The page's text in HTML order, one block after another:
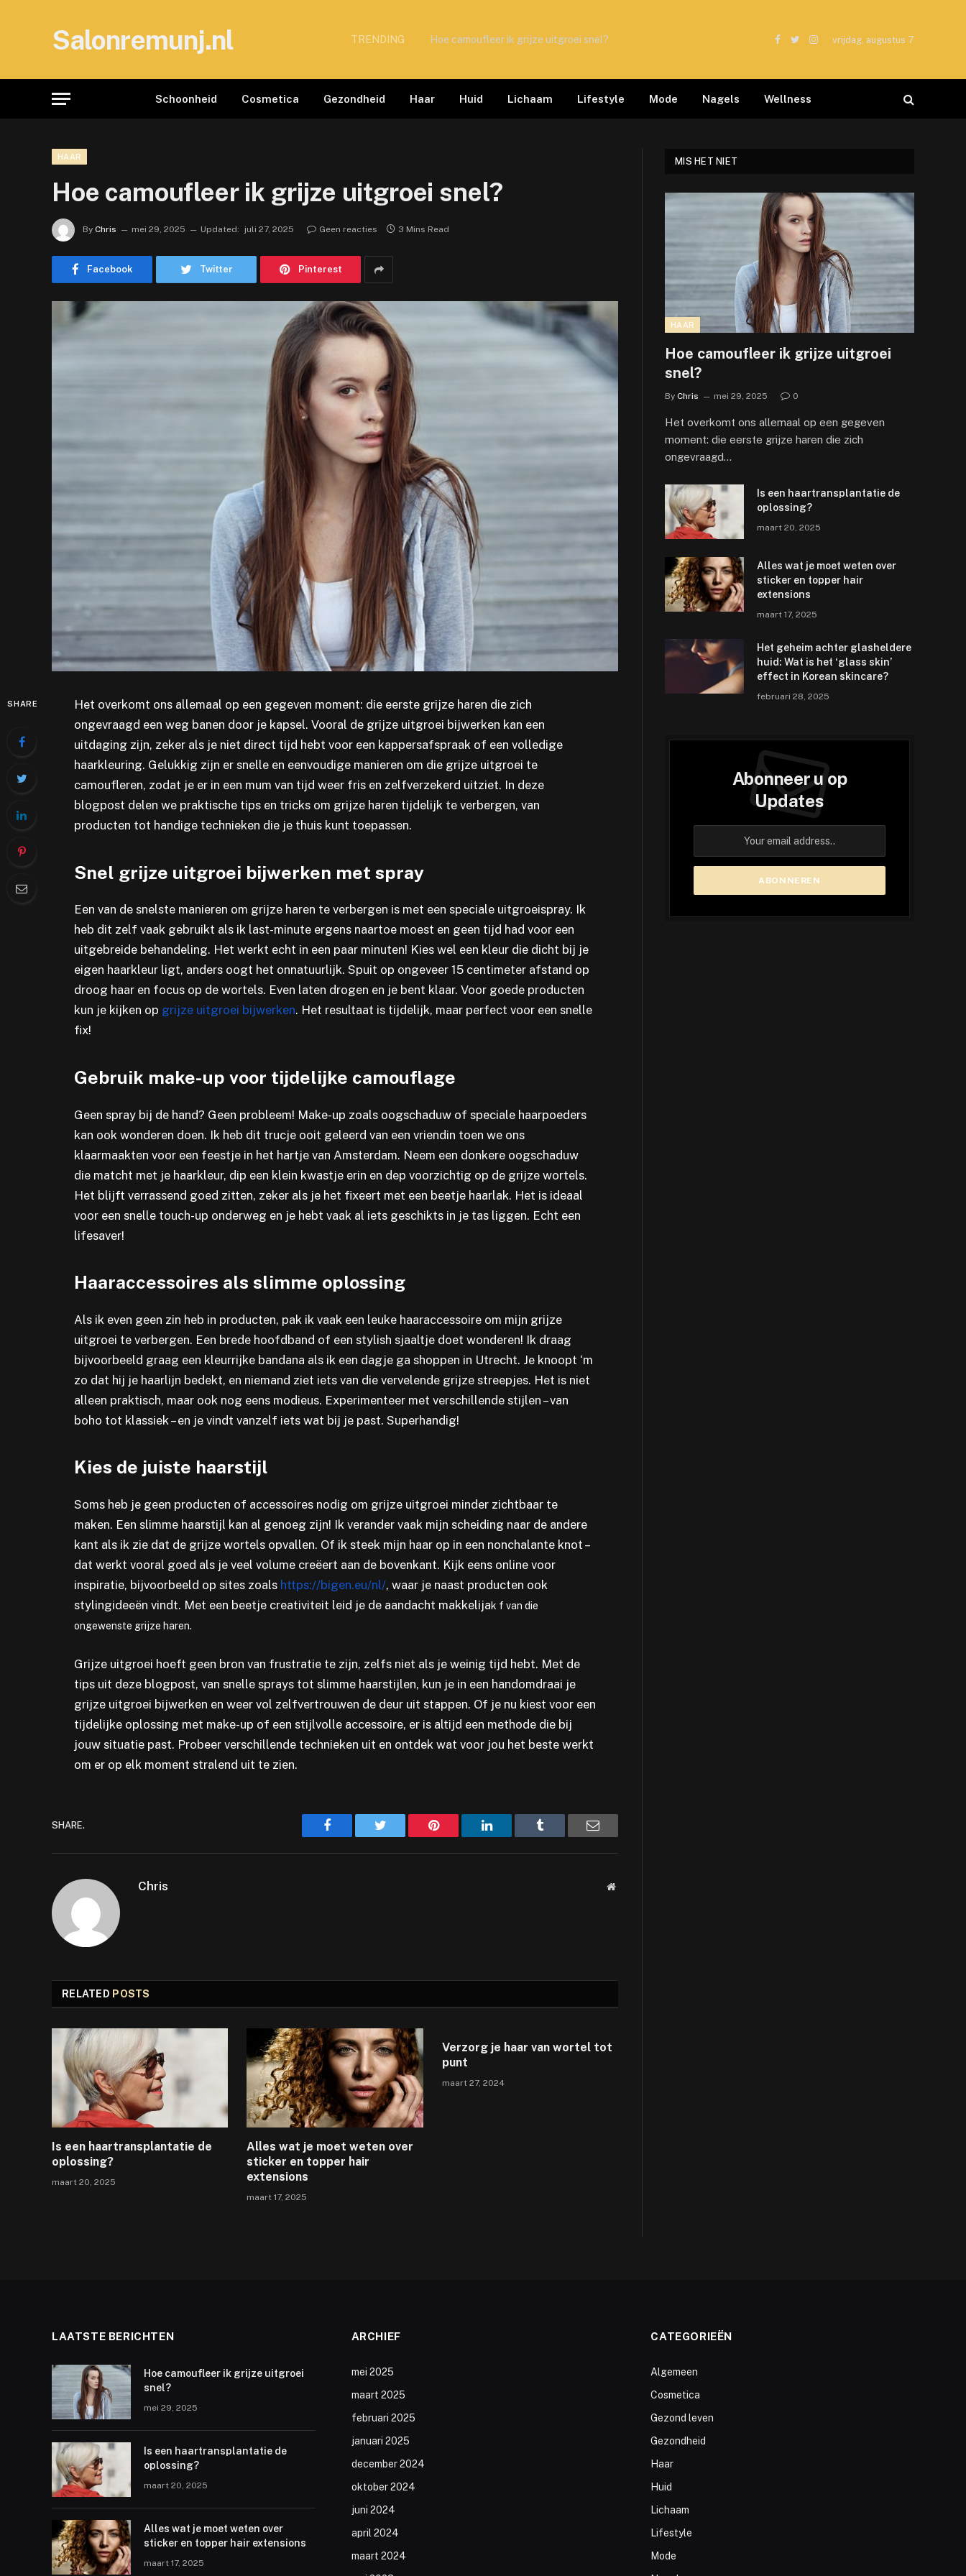
Salonremunj.nl TRENDING Hoe camoufleer ik grijze uitgroei snel?
Facebook
TwitterInstagram
vrijdag, augustus 7
Schoonheid Cosmetica Gezondheid Haar Huid Lichaam Lifestyle Mode Nagels Wellness
HAAR
Hoe camoufleer ik grijze uitgroei snel?
By Chris mei 29, 2025 Updated: juli 27, 2025 Geen reacties 3 Mins Read
Facebook Twitter Pinterest
SHARE
Het overkomt ons allemaal op een gegeven moment: die eerste grijze haren die zich
ongevraagd een weg banen door je kapsel. Vooral de grijze uitgroei bijwerken kan een
uitdaging zijn, zeker als je niet direct tijd hebt voor een kappersafspraak of een volledige
haarkleuring. Gelukkig zijn er snelle en eenvoudige manieren om die grijze uitgroei te
camoufleren, zodat je er in een mum van tijd weer fris en zelfverzekerd uitziet. In deze
blogpost delen we praktische tips en tricks om grijze haren tijdelijk te verbergen, van
producten tot handige technieken die je thuis kunt toepassen.
Snel grijze uitgroei bijwerken met spray
Een van de snelste manieren om grijze haren te verbergen is met een speciale uitgroeispray. Ik
heb dit zelf vaak gebruikt als ik last-minute ergens naartoe moest en geen tijd had voor een
uitgebreide behandeling. Het werkt echt in een paar minuten! Kies wel een kleur die dicht bij je
eigen haarkleur ligt, anders oogt het onnatuurlijk. Spuit op ongeveer 15 centimeter afstand op
droog haar en focus op de wortels. Even laten drogen en je bent klaar. Voor goede producten
kun je kijken op grijze uitgroei bijwerken. Het resultaat is tijdelijk, maar perfect voor een snelle
fix!
Gebruik make-up voor tijdelijke camouflage
Geen spray bij de hand? Geen probleem! Make-up zoals oogschaduw of speciale haarpoeders
kan ook wonderen doen. Ik heb dit trucje ooit geleerd van een vriendin toen we ons
klaarmaakten voor een feestje in het hartje van Amsterdam. Neem een donkere oogschaduw
die matcht met je haarkleur, dip een klein kwastje erin en dep voorzichtig op de grijze wortels.
Het blijft verrassend goed zitten, zeker als je het fixeert met een beetje haarlak. Het is ideaal
voor een snelle touch-up onderweg en je hebt vaak al iets geschikts in je tas liggen. Echt een
lifesaver!
Haaraccessoires als slimme oplossing
Als ik even geen zin heb in producten, pak ik vaak een leuke haaraccessoire om mijn grijze
uitgroei te verbergen. Een brede hoofdband of een stylish sjaaltje doet wonderen! Ik draag
bijvoorbeeld graag een kleurrijke bandana als ik een dagje ga shoppen in Utrecht. Je knoopt ‘m
zo dat hij je haarlijn bedekt, en niemand ziet iets van die vervelende grijze streepjes. Het is niet
alleen praktisch, maar ook nog eens modieus. Experimenteer met verschillende stijlen – van
boho tot klassiek – en je vindt vanzelf iets wat bij je past. Superhandig!
Kies de juiste haarstijl
Soms heb je geen producten of accessoires nodig om grijze uitgroei minder zichtbaar te
maken. Een slimme haarstijl kan al genoeg zijn! Ik verander vaak mijn scheiding naar de andere
kant als ik zie dat de grijze wortels opvallen. Of ik steek mijn haar op in een nonchalante knot –
dat werkt vooral goed als je veel volume creëert aan de bovenkant. Kijk eens online voor
inspiratie, bijvoorbeeld op sites zoals https://bigen.eu/nl/, waar je naast producten ook
stylingideeën vindt. Met een beetje creativiteit leid je de aandacht makkelijak f van die
ongewenste grijze haren.
Grijze uitgroei hoeft geen bron van frustratie te zijn, zelfs niet als je weinig tijd hebt. Met de
tips uit deze blogpost, van snelle sprays tot slimme haarstijlen, kun je in een handomdraai je
grijze uitgroei bijwerken en weer vol zelfvertrouwen de deur uit stappen. Of je nu kiest voor een
tijdelijke oplossing met make-up of een stijlvolle accessoire, er is altijd een methode die bij
jouw situatie past. Probeer verschillende technieken uit en ontdek wat voor jou het beste werkt
om er op elk moment stralend uit te zien.
SHARE. Facebook Twitter Pinterest LinkedIn Tumblr Email
Chris Website
RELATED POSTS
Is een haartransplantatie de
oplossing?
maart 20, 2025
Alles wat je moet weten over
sticker en topper hair
extensions
maart 17, 2025
Verzorg je haar van wortel tot
punt
maart 27, 2024
MIS HET NIET
HAAR
Hoe camoufleer ik grijze uitgroei
snel?
By Chris mei 29, 2025 0
Het overkomt ons allemaal op een gegeven
moment: die eerste grijze haren die zich
ongevraagd…
Is een haartransplantatie de
oplossing?
maart 20, 2025
Alles wat je moet weten over
sticker en topper hair
extensions
maart 17, 2025
Het geheim achter glasheldere
huid: Wat is het ‘glass skin’
effect in Korean skincare?
februari 28, 2025
Abonneer u op
Updates
LAATSTE BERICHTEN
Hoe camoufleer ik grijze uitgroei
snel?
mei 29, 2025
Is een haartransplantatie de
oplossing?
maart 20, 2025
Alles wat je moet weten over
sticker en topper hair extensions
maart 17, 2025
ARCHIEF
mei 2025
maart 2025
februari 2025
januari 2025
december 2024
oktober 2024
juni 2024
april 2024
maart 2024
CATEGORIEËN
Algemeen
Cosmetica
Gezond leven
Gezondheid
Haar
Huid
Lichaam
Lifestyle
Mode